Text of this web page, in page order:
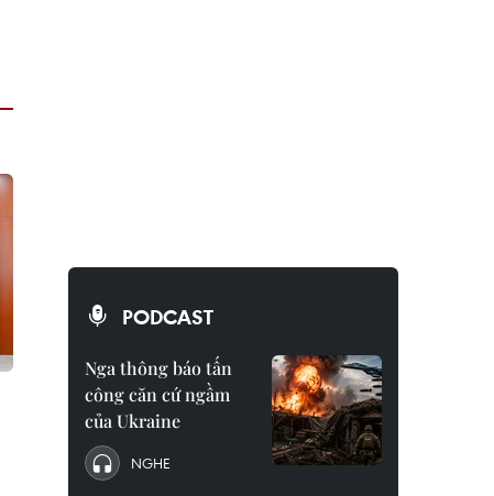
PODCAST
Nga thông báo tấn
công căn cứ ngầm
của Ukraine
NGHE